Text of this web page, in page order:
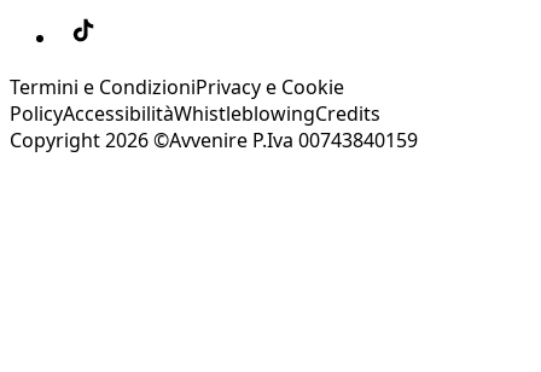
Termini e CondizioniPrivacy e Cookie
PolicyAccessibilitàWhistleblowingCredits
Copyright 2026 ©Avvenire P.Iva 00743840159